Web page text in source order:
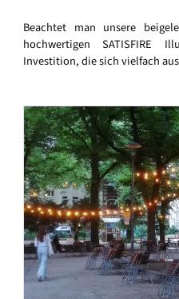
Beachtet man unsere
hochwertigen SATISFIRE
Investition, die sich vielfach